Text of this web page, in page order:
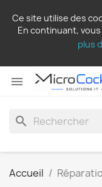
Ce site utilise des
En continuant,
plus

search
Accueil